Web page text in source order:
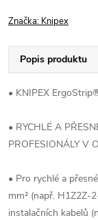
Značka: Knipex
Popis produktu
• KNIPEX
• RYCHLÉ A
PROFESIONÁLY V
• Pro rychlé a
mm² (např. H1Z2Z-
instalačních kabelů